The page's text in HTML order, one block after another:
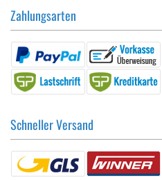
Zahlungsarten
Schneller Versand